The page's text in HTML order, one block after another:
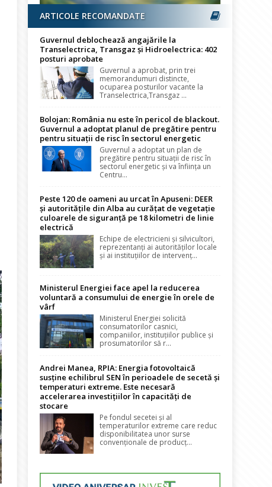
ARTICOLE RECOMANDATE
Guvernul deblochează angajările la
Transelectrica, Transgaz și Hidroelectrica: 402
posturi aprobate
Guvernul a aprobat, prin trei
memorandumuri distincte,
ocuparea posturilor vacante la
Transelectrica,Transgaz ...
Bolojan: România nu este în pericol de blackout.
Guvernul a adoptat planul de pregătire pentru
pentru situații de risc în sectorul energetic
Guvernul a adoptat un plan de
pregătire pentru situații de risc în
sectorul energetic și va înființa un
Centru...
Peste 120 de oameni au urcat în Apuseni: DEER
și autoritățile din Alba au curățat de vegetație
culoarele de siguranță pe 18 kilometri de linie
electrică
Echipe de electricieni și silvicultori,
reprezentanți ai autorităților locale
și ai instituțiilor de intervenț...
Ministerul Energiei face apel la reducerea
voluntară a consumului de energie în orele de
vârf
Ministerul Energiei solicită
consumatorilor casnici,
companiilor, instituțiilor publice și
prosumatorilor să r...
Andrei Manea, RPIA: Energia fotovoltaică
susține echilibrul SEN în perioadele de secetă și
temperaturi extreme. Este necesară
accelerarea investițiilor în capacități de
stocare
Pe fondul secetei și al
temperaturilor extreme care reduc
disponibilitatea unor surse
convenționale de producț...